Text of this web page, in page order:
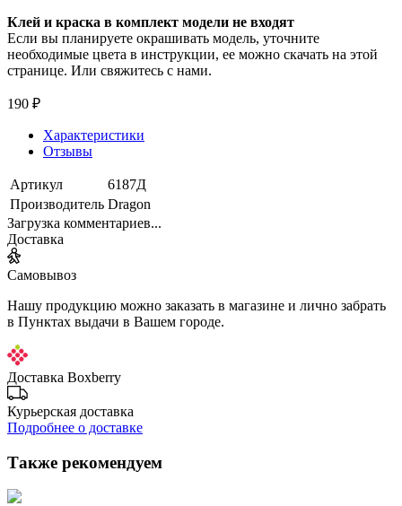
Клей и краска в комплект модели не входят
Если вы планируете окрашивать модель, уточните
необходимые цвета в инструкции, ее можно скачать на этой
странице. Или свяжитесь с нами.
190 ₽
Характеристики
Отзывы
Артикул
6187Д
Производитель Dragon
Загрузка комментариев...
Доставка
Самовывоз
Нашу продукцию можно заказать в магазине и лично забрать
в Пунктах выдачи в Вашем городе.
Доставка Boxberry
Курьерская доставка
Подробнее о доставке
Также рекомендуем